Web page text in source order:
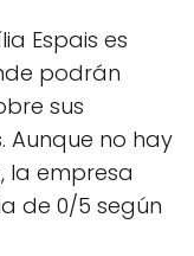
Espais es
podrán
sus
Aunque no hay
la empresa
de 0/5 según